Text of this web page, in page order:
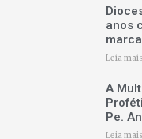
anos
Leia
A
Pe.
Leia